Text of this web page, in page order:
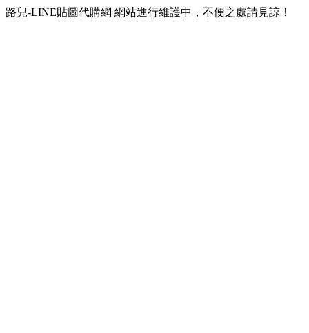
路兒-LINE貼圖代購網 網站進行維護中，不便之處請見諒！